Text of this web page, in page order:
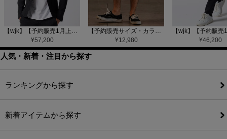
【wjk】【予約販売1月上旬～中旬入荷】function knit jacket(jacquard check) ニットジャケット(207 mw08j)
¥57,200
【予約販売サイズ・カラーにより納期異なる】【CAMBIO(カンビオ)】Gobelin Short Pants ショートパンツ(CAM25SS-002)
¥12,980 ¥46,200
人気・新着・注目から探す
ランキングから探す
新着アイテムから探す